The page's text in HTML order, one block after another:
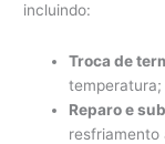
incluindo:
Troca de
temperatura;
Reparo e
resfriamento